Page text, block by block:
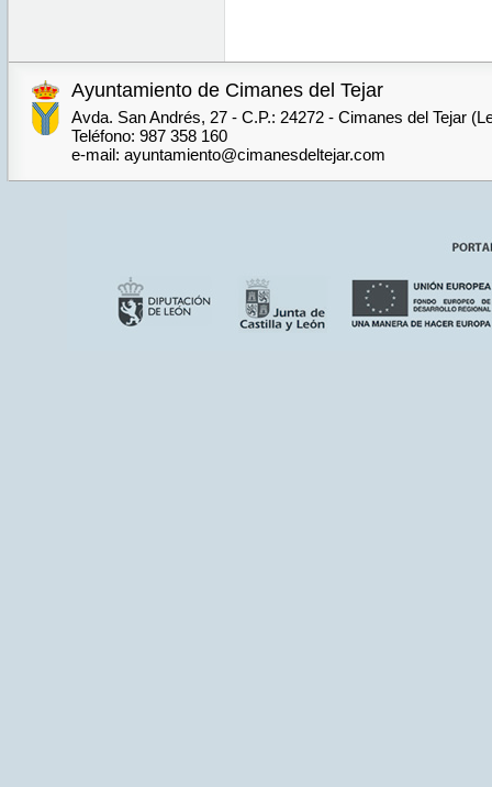
Ayuntamiento de Cimanes del Tejar
Avda. San Andrés, 27 - C.P.: 24272 - Cimanes del Tejar
Teléfono: 987 358 160
e-mail: ayuntamiento@cimanesdeltejar.com